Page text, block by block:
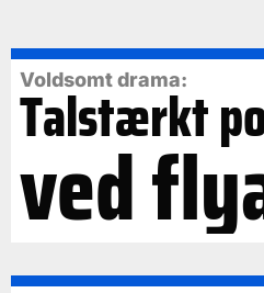
Voldsomt drama:
Talstærkt
ved